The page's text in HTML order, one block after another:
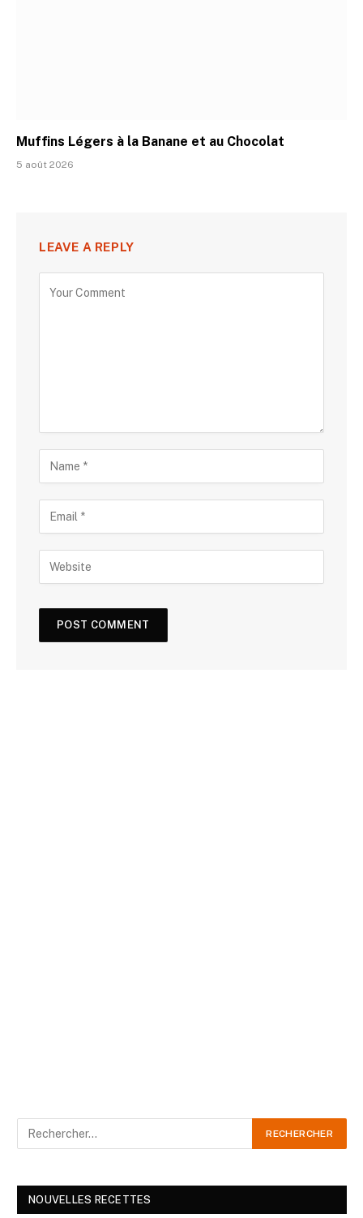
Muffins Légers à la Banane et au Chocolat
5 août 2026
LEAVE A REPLY
NOUVELLES RECETTES